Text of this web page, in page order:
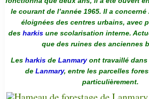
le courant de l’année 1965. Il a
éloignées des centres urbains, avec
des harkis une scolarisation interne.
que des ruines des anciennes
Les harkis de Lanmaryont travaillé dans
de Lanmary, entre les parcelles
particulièrement.